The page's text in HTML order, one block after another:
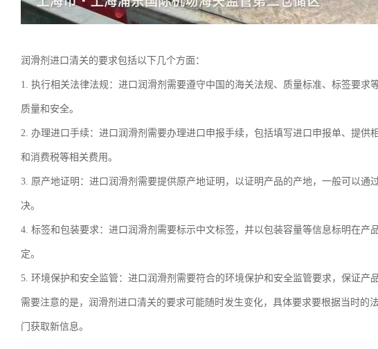
润滑剂进口清关的要求包括以下几个方面：
1. 执行相关法律法规：进口润滑剂需要遵守中国的海关法规、质量标准、标签要求
质量和安全。
2. 办理进口手续：进口润滑剂需要办理进口申报手续，包括填写进口申报单、提供
和消费税等相关费用。
3. 原产地证明：进口润滑剂需要提供原产地证明，以证明产品的产地，一般可以通
决。
4. 标签和包装要求：进口润滑剂需要标示中文标签，并以包装容量等信息标明在产
定。
5. 环境保护和安全监管：进口润滑剂需要符合的环境保护和安全监管要求，保证产
需要注意的是，润滑剂进口清关的要求可能随时发生变化，具体要求要根据当时的
门获取新信息。